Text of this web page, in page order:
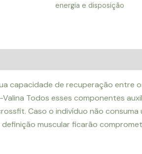
energia e disposição
capacidade de recuperação entre
Todos esses componentes
Caso o indivíduo não
muscular ficarão